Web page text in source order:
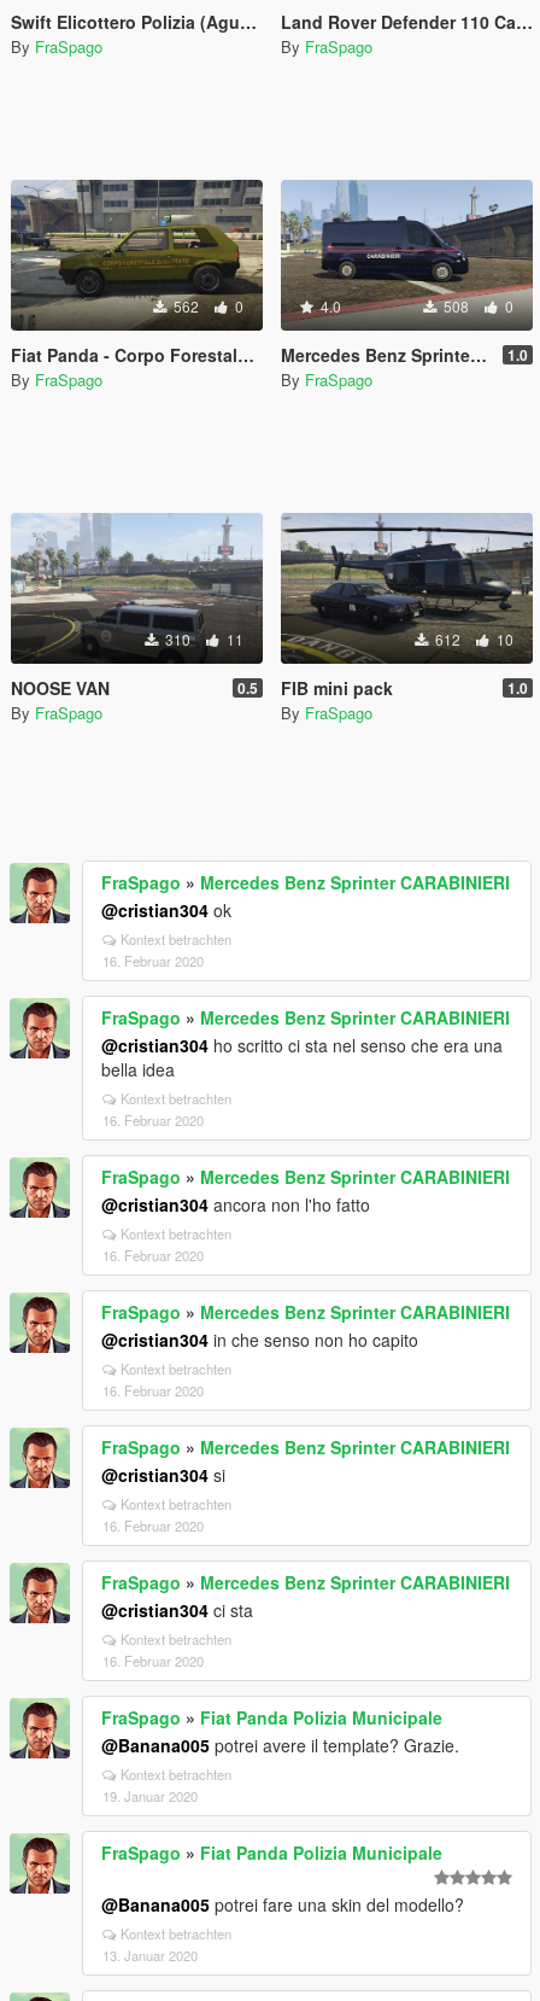
Swift Elicottero Polizia (AgustaWestland AW109 Polizia)
By FraSpago
Land Rover Defender 110 Carabinieri Forestale
By FraSpago
562 0
Fiat Panda - Corpo Forestale dello Stato
By FraSpago
4.0 508 0
Mercedes Benz Sprinter CARABINIERI 1.0
By FraSpago
310 11
NOOSE VAN 0.5
By FraSpago
612 10
FIB mini pack 1.0
By FraSpago
FraSpago » Mercedes Benz Sprinter CARABINIERI
@cristian304 ok
Kontext betrachten
16. Februar 2020
FraSpago » Mercedes Benz Sprinter CARABINIERI
@cristian304 ho scritto ci sta nel senso che era una
bella idea
Kontext betrachten
16. Februar 2020
FraSpago » Mercedes Benz Sprinter CARABINIERI
@cristian304 ancora non l'ho fatto
Kontext betrachten
16. Februar 2020
FraSpago » Mercedes Benz Sprinter CARABINIERI
@cristian304 in che senso non ho capito
Kontext betrachten
16. Februar 2020
FraSpago » Mercedes Benz Sprinter CARABINIERI
@cristian304 si
Kontext betrachten
16. Februar 2020
FraSpago » Mercedes Benz Sprinter CARABINIERI
@cristian304 ci sta
Kontext betrachten
16. Februar 2020
FraSpago » Fiat Panda Polizia Municipale
@Banana005 potrei avere il template? Grazie.
Kontext betrachten
19. Januar 2020
FraSpago » Fiat Panda Polizia Municipale
@Banana005 potrei fare una skin del modello?
Kontext betrachten
13. Januar 2020